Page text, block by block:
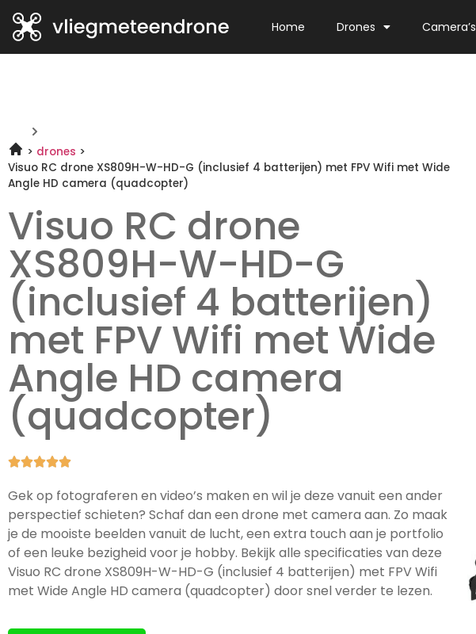
Home Drones Camera’s
drones
Visuo RC drone XS809H-W-HD-G (inclusief 4 batterijen) met FPV Wifi met Wide
Angle HD camera (quadcopter)
Visuo RC drone
XS809H-W-HD-G
(inclusief 4 batterijen)
met FPV Wifi met Wide
Angle HD camera
(quadcopter)

Gek op fotograferen en video’s maken en wil je deze vanuit een ander
perspectief schieten? Schaf dan een drone met camera aan. Zo maak
je de mooiste beelden vanuit de lucht, een extra touch aan je portfolio
of een leuke bezigheid voor je hobby. Bekijk alle specificaties van deze
Visuo RC drone XS809H-W-HD-G (inclusief 4 batterijen) met FPV Wifi
met Wide Angle HD camera (quadcopter) door snel verder te lezen.